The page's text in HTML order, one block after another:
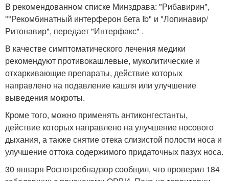
В рекомендованном списке Минздрава: "Рибавирин",
""Рекомбинатный интерферон бета Ib" и "Лопинавир/
Ритонавир", передает "Интерфакс" .
В качестве симптоматического лечения медики
рекомендуют противокашлевые, муколитические и
отхаркивающие препараты, действие которых
направлено на подавление кашля или улучшение
выведения мокроты.
Кроме того, можно применять антиконгестанты,
действие которых направлено на улучшение носового
дыхания, а также снятие отека слизистой полости носа и
улучшение оттока содержимого придаточных пазух носа.
30 января Роспотребнадзор сообщил, что проверил 184